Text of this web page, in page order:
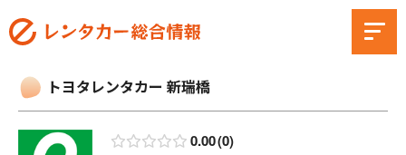
トヨタレンタカー 新瑞橋
0.00 0